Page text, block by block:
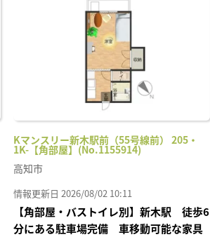
Kマンスリー新木駅前（55号線前） 205・
1K-【角部屋】(No.1155914)
高知市
情報更新日 2026/08/02 10:11
【角部屋・バストイレ別】新木駅 徒歩6
分にある駐車場完備 車移動可能な家具